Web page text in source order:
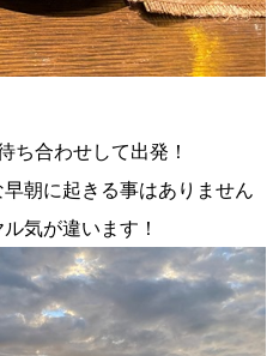
ち合わせして出発！
朝に起きる事はありません
気が違います！